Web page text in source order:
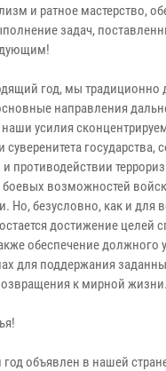
и ратное мастерство,
задач,
год, мы традиционно
направления
усилия
суверенитета государства,
и противодействии
возможностей
Но, безусловно, как и для
достижение целей
обеспечение должного
для поддержания
к мирной жизни.
объявлен в нашей